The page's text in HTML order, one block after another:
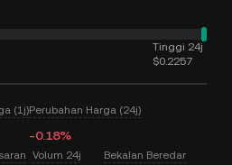
Tinggi 24j
$0.2257
(1j)Perubahan Harga (24j)
-0.18%
Volum 24j Bekalan Beredar